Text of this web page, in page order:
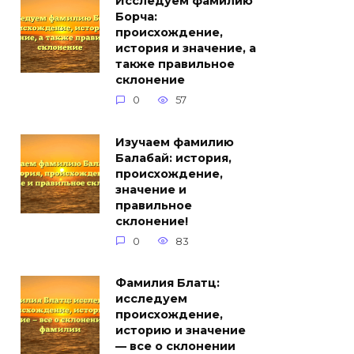
Борча:
происхождение,
история и значение, а
также правильное
склонение
0 57
Изучаем фамилию
Балабай: история,
происхождение,
значение и
правильное
склонение!
0 83
Фамилия Блатц:
исследуем
происхождение,
историю и значение
— все о склонении